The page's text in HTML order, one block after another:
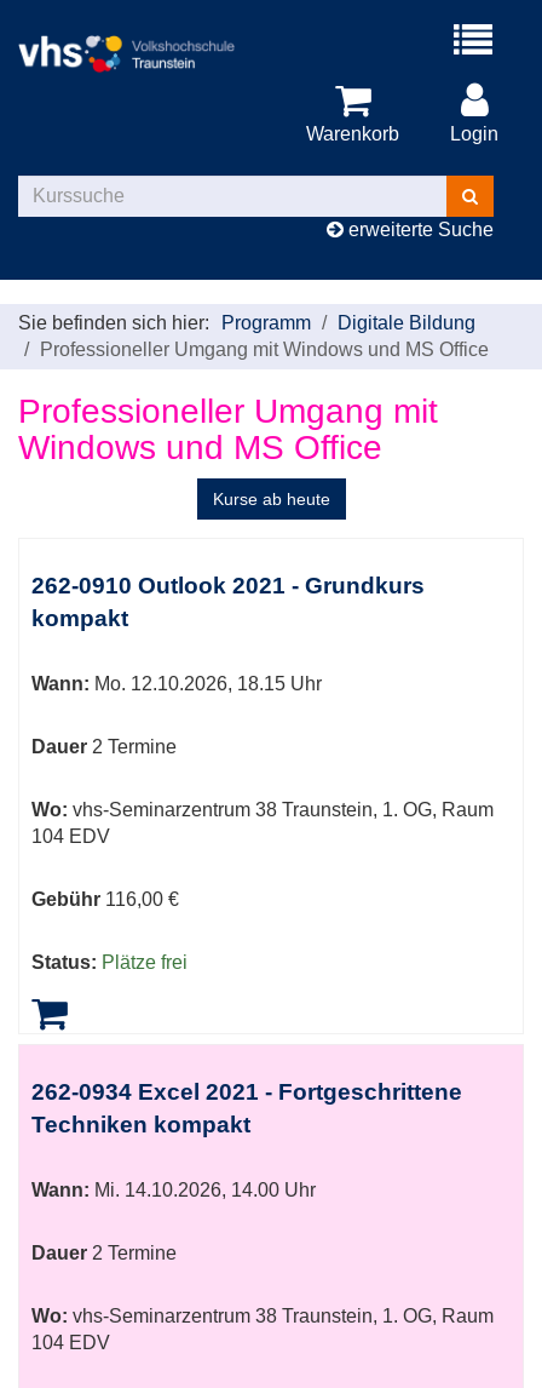
Menü
Warenkorb Login
Kurse
suchen
erweiterte Suche
Sie befinden sich hier: Programm
Digitale Bildung
Professioneller Umgang mit Windows und MS Office
Professioneller Umgang mit
Windows und MS Office
Kurse ab heute
Tabellenüberschriften
sortiert
262-0910 Outlook 2021 - Grundkurs
kompakt
Wann: Mo. 12.10.2026, 18.15 Uhr
Dauer 2 Termine
Wo: vhs-Seminarzentrum 38 Traunstein, 1. OG, Raum
104 EDV
Gebühr 116,00 €
Status: Plätze frei
262-0934 Excel 2021 - Fortgeschrittene
Techniken kompakt
Wann: Mi. 14.10.2026, 14.00 Uhr
Dauer 2 Termine
Wo: vhs-Seminarzentrum 38 Traunstein, 1. OG, Raum
104 EDV